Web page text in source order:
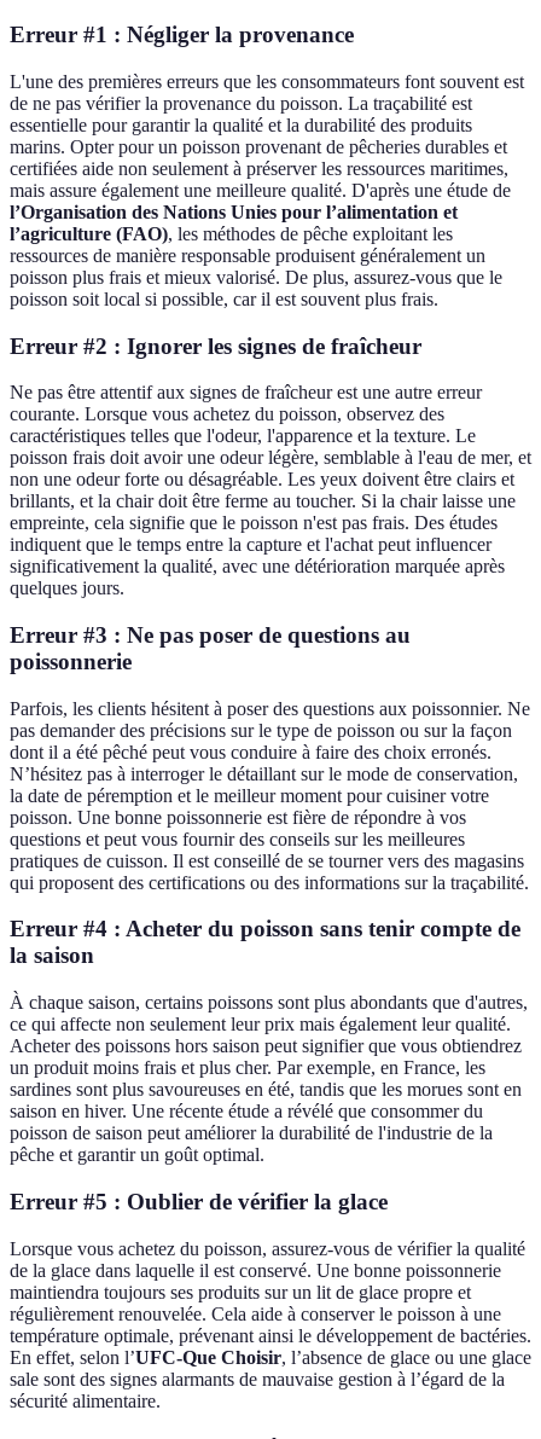
Erreur #1 : Négliger la provenance
L'une des premières erreurs que les consommateurs font souvent est
de ne pas vérifier la provenance du poisson. La traçabilité est
essentielle pour garantir la qualité et la durabilité des produits
marins. Opter pour un poisson provenant de pêcheries durables et
certifiées aide non seulement à préserver les ressources maritimes,
mais assure également une meilleure qualité. D'après une étude de
l’Organisation des Nations Unies pour l’alimentation et
l’agriculture (FAO), les méthodes de pêche exploitant les
ressources de manière responsable produisent généralement un
poisson plus frais et mieux valorisé. De plus, assurez-vous que le
poisson soit local si possible, car il est souvent plus frais.
Erreur #2 : Ignorer les signes de fraîcheur
Ne pas être attentif aux signes de fraîcheur est une autre erreur
courante. Lorsque vous achetez du poisson, observez des
caractéristiques telles que l'odeur, l'apparence et la texture. Le
poisson frais doit avoir une odeur légère, semblable à l'eau de mer, et
non une odeur forte ou désagréable. Les yeux doivent être clairs et
brillants, et la chair doit être ferme au toucher. Si la chair laisse une
empreinte, cela signifie que le poisson n'est pas frais. Des études
indiquent que le temps entre la capture et l'achat peut influencer
significativement la qualité, avec une détérioration marquée après
quelques jours.
Erreur #3 : Ne pas poser de questions au
poissonnerie
Parfois, les clients hésitent à poser des questions aux poissonnier. Ne
pas demander des précisions sur le type de poisson ou sur la façon
dont il a été pêché peut vous conduire à faire des choix erronés.
N’hésitez pas à interroger le détaillant sur le mode de conservation,
la date de péremption et le meilleur moment pour cuisiner votre
poisson. Une bonne poissonnerie est fière de répondre à vos
questions et peut vous fournir des conseils sur les meilleures
pratiques de cuisson. Il est conseillé de se tourner vers des magasins
qui proposent des certifications ou des informations sur la traçabilité.
Erreur #4 : Acheter du poisson sans tenir compte de
la saison
À chaque saison, certains poissons sont plus abondants que d'autres,
ce qui affecte non seulement leur prix mais également leur qualité.
Acheter des poissons hors saison peut signifier que vous obtiendrez
un produit moins frais et plus cher. Par exemple, en France, les
sardines sont plus savoureuses en été, tandis que les morues sont en
saison en hiver. Une récente étude a révélé que consommer du
poisson de saison peut améliorer la durabilité de l'industrie de la
pêche et garantir un goût optimal.
Erreur #5 : Oublier de vérifier la glace
Lorsque vous achetez du poisson, assurez-vous de vérifier la qualité
de la glace dans laquelle il est conservé. Une bonne poissonnerie
maintiendra toujours ses produits sur un lit de glace propre et
régulièrement renouvelée. Cela aide à conserver le poisson à une
température optimale, prévenant ainsi le développement de bactéries.
En effet, selon l’UFC-Que Choisir, l’absence de glace ou une glace
sale sont des signes alarmants de mauvaise gestion à l’égard de la
sécurité alimentaire.